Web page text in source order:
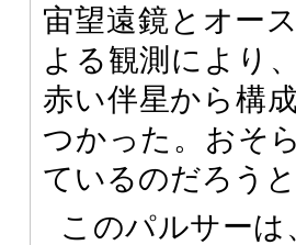
宙望遠鏡とオー
よる観測により
赤い伴星から構
つかった。おそ
ているのだろう
このパルサーは